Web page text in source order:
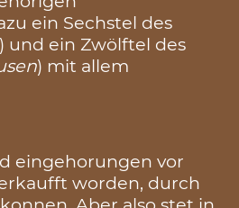
ein Sechstel des
) und ein Zwölftel des
) mit allem
eingehorungen vor
worden, durch